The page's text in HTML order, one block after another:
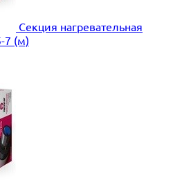
Секция нагревательная
7 (м)